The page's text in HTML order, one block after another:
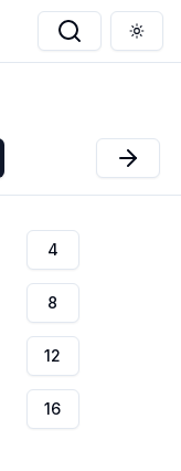
4
8
12
16